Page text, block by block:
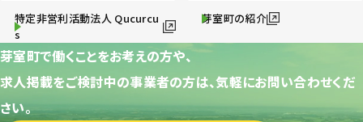
特定非営利活動法人 Qucurcu
s
芽室町の紹介
芽室町で働くことをお考えの方や、
求人掲載をご検討中の事業者の方は、気軽にお問い合わせくだ
さい。